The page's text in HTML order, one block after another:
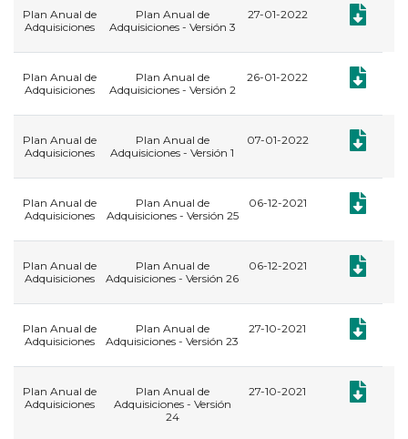
Plan Anual de
Adquisiciones
Plan Anual de
Adquisiciones - Versión 3
27-01-2022
Plan Anual de
Adquisiciones
Plan Anual de
Adquisiciones - Versión 2
26-01-2022
Plan Anual de
Adquisiciones
Plan Anual de
Adquisiciones - Versión 1
07-01-2022
Plan Anual de
Adquisiciones
Plan Anual de
Adquisiciones - Versión 25
06-12-2021
Plan Anual de
Adquisiciones
Plan Anual de
Adquisiciones - Versión 26
06-12-2021
Plan Anual de
Adquisiciones
Plan Anual de
Adquisiciones - Versión 23
27-10-2021
Plan Anual de
Adquisiciones
Plan Anual de
Adquisiciones - Versión
24
27-10-2021